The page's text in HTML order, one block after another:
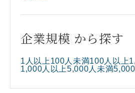
企業規模 から探す
1人以上100人未満100人以上
1,000人以上5,000人未満